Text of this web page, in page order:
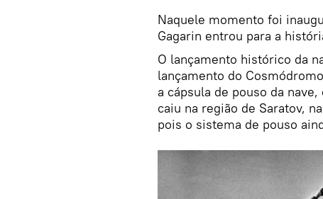
Naquele momento foi
Gagarin entrou para a
O lançamento histórico da
lançamento do
a cápsula de pouso da
caiu na região de Saratov,
pois o sistema de pouso